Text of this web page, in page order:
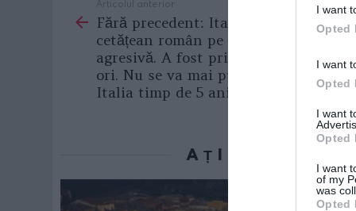
I want
Opted
I want
Opted
I want
Opted
I want
of my
was
Opted
more
Articolul anterior
Fără precedent: Italia a deportat un
cetățean român pe motiv de beție
agresivă. A fost prins beat de 73 de
ori. Nu se va mai putea întoarce în
Italia timp de 5 ani
AȚI PUTEA